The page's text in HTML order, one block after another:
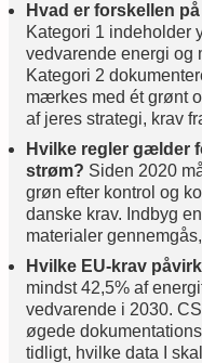
Hvad er forskellen
Kategori 1 indeholder
vedvarende energi og
Kategori 2
mærkes med ét grønt
af jeres strategi, krav
Hvilke regler gælder
strøm? Siden 2020
grøn efter kontrol og
danske krav. Indbyg
materialer
Hvilke EU-krav
mindst 42,5% af
vedvarende i 2030.
øgede
tidligt, hvilke data I